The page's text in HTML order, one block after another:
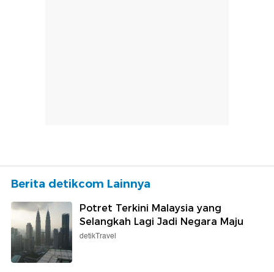
Berita detikcom Lainnya
Potret Terkini Malaysia yang
Selangkah Lagi Jadi Negara Maju
detikTravel